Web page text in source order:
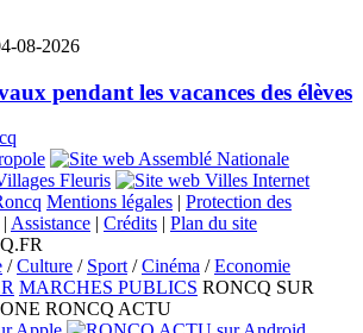
08-2026
pendant les vacances des élèves
Mentions légales | Protection des
| Assistance | Crédits | Plan du site
/Culture / Sport/Cinéma /Economie
MARCHES PUBLICS RONCQ SUR
RONCQ ACTU